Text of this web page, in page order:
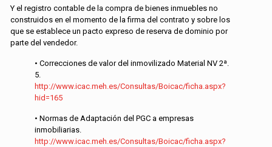
Y el registro contable de la compra de bienes inmuebles no
construidos en el momento de la firma del contrato y sobre los
que se establece un pacto expreso de reserva de dominio por
parte del vendedor.
• Correcciones de valor del inmovilizado Material NV 2ª.
5.
http://www.icac.meh.es/Consultas/Boicac/ficha.aspx?
hid=165
• Normas de Adaptación del PGC a empresas
inmobiliarias.
http://www.icac.meh.es/Consultas/Boicac/ficha.aspx?